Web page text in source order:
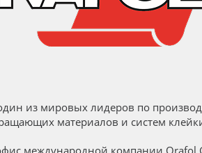
из мировых лидеров по
материалов и систем
международной компании Orafol